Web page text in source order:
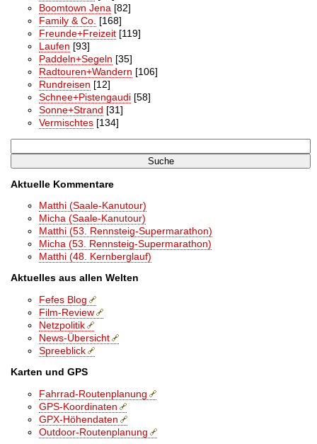
Boomtown Jena [82]
Family & Co. [168]
Freunde+Freizeit [119]
Laufen [93]
Paddeln+Segeln [35]
Radtouren+Wandern [106]
Rundreisen [12]
Schnee+Pistengaudi [58]
Sonne+Strand [31]
Vermischtes [134]
Aktuelle Kommentare
Matthi (Saale-Kanutour)
Micha (Saale-Kanutour)
Matthi (53. Rennsteig-Supermarathon)
Micha (53. Rennsteig-Supermarathon)
Matthi (48. Kernberglauf)
Aktuelles aus allen Welten
Fefes Blog
Film-Review
Netzpolitik
News-Übersicht
Spreeblick
Karten und GPS
Fahrrad-Routenplanung
GPS-Koordinaten
GPX-Höhendaten
Outdoor-Routenplanung